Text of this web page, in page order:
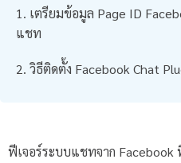
เตรียมข้อมูล Page ID
แชท
วิธีติดตั้ง Facebook Chat
ฟีเจอร์ระบบแชทจาก Facebook